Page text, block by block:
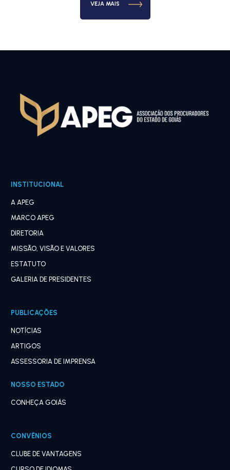
VEJA MAIS
INSTITUCIONAL
A APEG
MARCO APEG
DIRETORIA
MISSÃO, VISÃO E VALORES
ESTATUTO
GALERIA DE PRESIDENTES
PUBLICAÇÕES
NOTÍCIAS
ARTIGOS
ASSESSORIA DE IMPRENSA
NOSSO ESTADO
CONHEÇA GOIÁS
CONVÊNIOS
CLUBE DE VANTAGENS